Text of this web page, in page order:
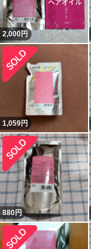
2,000円
1,059円
880円